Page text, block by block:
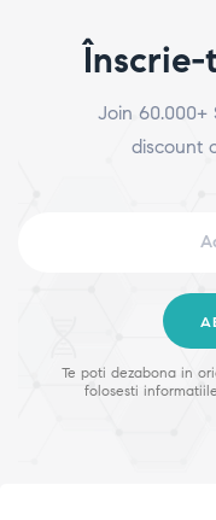
Join 60.000+
discount
Te poti dezabona in
folosesti